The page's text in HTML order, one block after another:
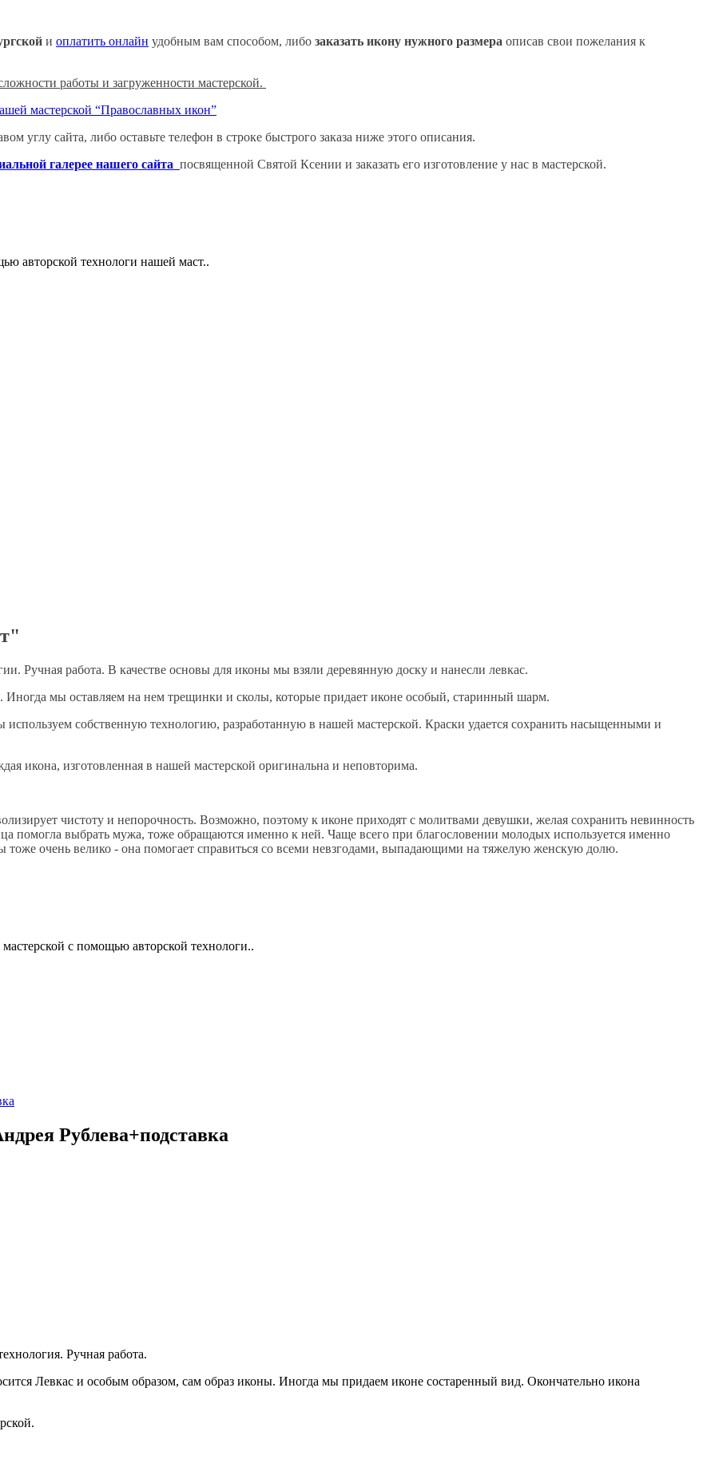
и оплатить онлайн удобным вам способом, либо заказать икону нужного размера описав свои пожелания к
работы и загруженности мастерской.
мастерской “Православных икон”
углу сайта, либо оставьте телефон в строке быстрого заказа ниже этого описания.
галерее нашего сайта посвященной Святой Ксении и заказать его изготовление у нас в мастерской.
авторской технологи нашей маст..
Ручная работа. В качестве основы для иконы мы взяли деревянную доску и нанесли левкас.
Иногда мы оставляем на нем трещинки и сколы, которые придает иконе особый, старинный шарм.
собственную технологию, разработанную в нашей мастерской. Краски удается сохранить насыщенными и
икона, изготовленная в нашей мастерской оригинальна и неповторима.
чистоту и непорочность. Возможно, поэтому к иконе приходят с молитвами девушки, желая сохранить невинность
помогла выбрать мужа, тоже обращаются именно к ней. Чаще всего при благословении молодых используется именно
очень велико - она помогает справиться со всеми невзгодами, выпадающими на тяжелую женскую долю.
с помощью авторской технологи..
Рублева+подставка
Ручная работа.
Левкас и особым образом, сам образ иконы. Иногда мы придаем иконе состаренный вид. Окончательно икона